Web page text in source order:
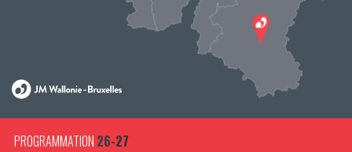
PROGRAMMATION 26-27